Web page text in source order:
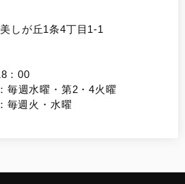
しが丘1条4丁目1-1
：00
週水曜・第2・4火曜
毎週火・水曜